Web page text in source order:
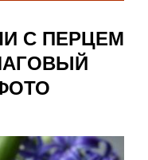
С ПЕРЦЕМ